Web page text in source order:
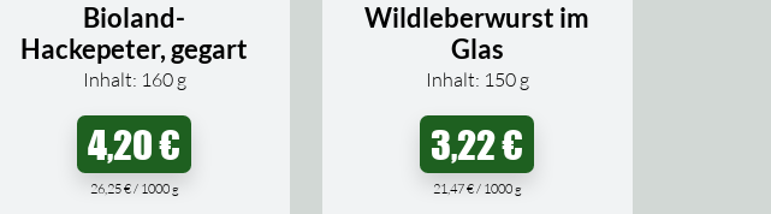
Bioland-
Hackepeter, gegart
Inhalt: 160 g
4,20€
26,25€/ 1000g
Wildleberwurst im
Glas
Inhalt: 150 g
3,22€
21,47€/ 1000g